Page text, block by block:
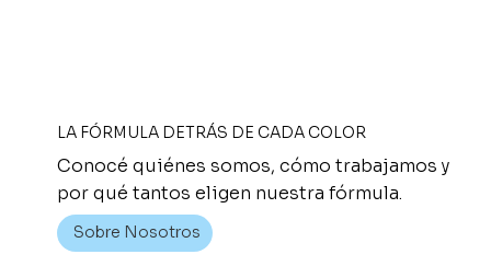
LA FÓRMULA DETRÁS DE CADA COLOR
Conocé quiénes somos, cómo trabajamos y
por qué tantos eligen nuestra fórmula.
Sobre Nosotros